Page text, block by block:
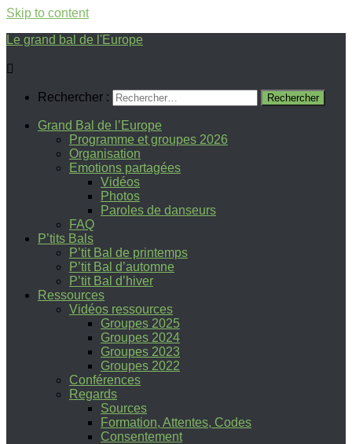
Skip to content
Le grand bal de l'Europe
Rechercher :
Grand Bal de l’Europe
Programme et groupes 2026
Organisation
Emotions partagées
Vidéos
Photos
Paroles de danseurs
FAQ
P’tits Bals
P’tit Bal de printemps
P’tit Bal d’automne
P’tit Bal d’hiver
Ressources
Vidéos ressources
Groupes 2025
Groupes 2024
Groupes 2023
Groupes 2022
Conférences
Regards
Sources
Formation, Attentes, Codes
Consentement